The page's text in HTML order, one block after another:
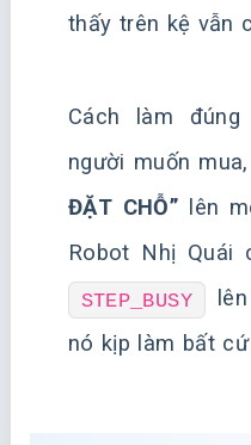
thấy trên kệ vẫn
Cách làm
người muốn
ĐẶT CHỖ” lên
Robot Nhị Quái
STEP_BUSY
nó kịp làm bất